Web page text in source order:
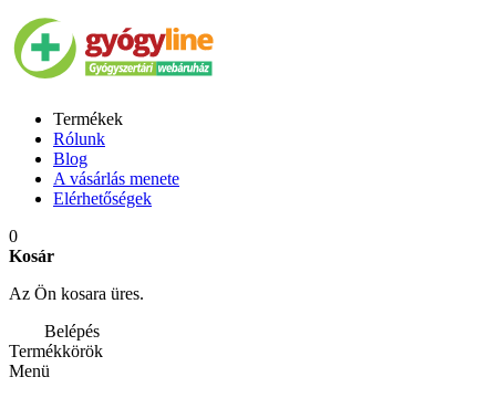
Termékek
Rólunk
Blog
A vásárlás menete
Elérhetőségek
0
Kosár
Az Ön kosara üres.
Belépés
Termékkörök
Menü